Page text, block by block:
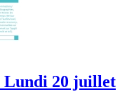
Lundi 20 juillet